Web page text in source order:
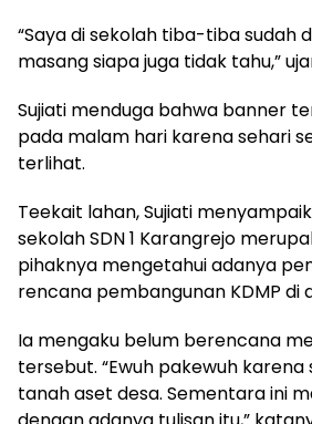
“Saya di sekolah tiba-tiba sudah
masang siapa juga tidak tahu,”
Sujiati menduga bahwa banner
pada malam hari karena sehari
terlihat.
Teekait lahan, Sujiati
sekolah SDN 1 Karangrejo
pihaknya mengetahui adanya
rencana pembangunan KDMP di
Ia mengaku belum berencana
tersebut. “Ewuh pakewuh
tanah aset desa. Sementara ini